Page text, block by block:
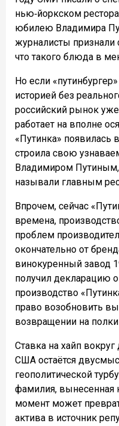
нью‑йоркском
юбилею Владимира
журналисты
что такого блюда в
Но если
историей без
российский рынок
работает на вполне
«Путинка» появилась
строила свою
Владимиром Путиным,
называли главным
Впрочем, сейчас
времена,
проблем
окончательно от
винокуренный завод
получил декларацию о
производство
право возобновить
возвращении на полки
Ставка на хайп
США остаётся
геополитической
фамилия, вынесенная
момент может
актива в источник